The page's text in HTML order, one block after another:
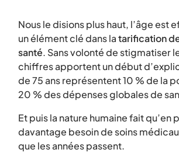
Nous le disions plus haut, l’âge est
un élément clé dans latarification
santé. Sans volonté de stigmatiser
chiffres apportent un début
de 75 ans représentent 10 % de la
20 % des dépenses globales de
Et puis la nature humaine fait qu’en
davantage besoin de soins
que les années passent.